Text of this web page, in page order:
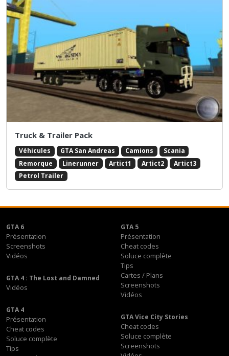
Truck & Trailer Pack
Véhicules GTA San Andreas Camions
Scania
Remorque
Linerunner Artict1 Artict2
Artict3
Petrol Trailer
GTA 6
Présentation
Screenshots
Vidéos
GTA 5
Présentation
Cheat codes
Soluce complète
Tips
Cartes / Plans
Screenshots
Vidéos
GTA 4 : The Lost and Damned
Vidéos
GTA 4
Présentation
Cheat codes
Soluce complète
Tips
GTA Vice City Stories
Cheat codes
Soluce complète
Screenshots